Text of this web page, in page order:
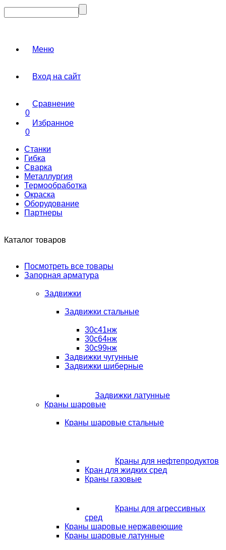
Меню
Вход на сайт
Сравнение
0
Избранное
0
Станки
Гибка
Сварка
Металлургия
Термообработка
Окраска
Оборудование
Партнеры
Каталог товаров
Посмотреть все товары
Запорная арматура
Задвижки
Задвижки стальные
30с41нж
30с64нж
30с99нж
Задвижки чугунные
Задвижки шиберные
Задвижки латунные
Краны шаровые
Краны шаровые стальные
Краны для нефтепродуктов
Кран для жидких сред
Краны газовые
Краны для агрессивных
сред
Краны шаровые нержавеющие
Краны шаровые латунные